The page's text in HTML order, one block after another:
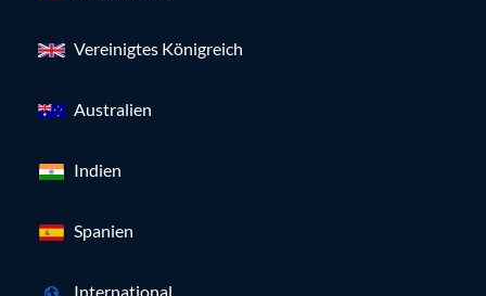
Vereinigtes Königreich
Australien
Indien
Spanien
International